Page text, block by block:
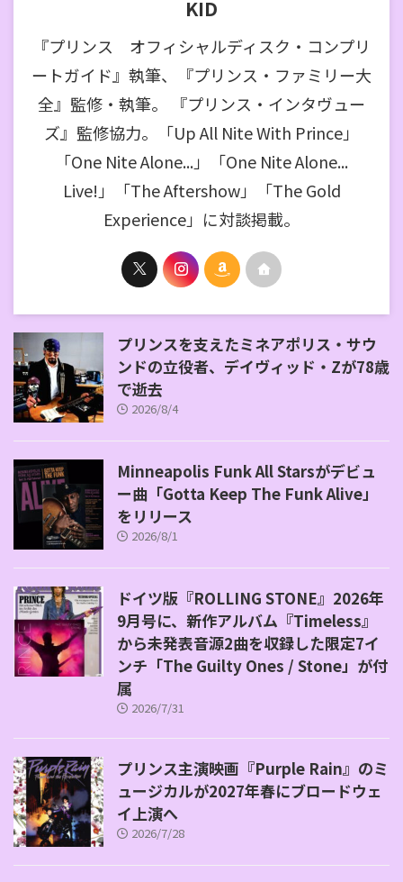
KID
『プリンス オフィシャルディスク・コンプリ
ートガイド』執筆、『プリンス・ファミリー大
全』監修・執筆。 『プリンス・インタヴュー
ズ』監修協力。「Up All Nite With Prince」
「One Nite Alone...」「One Nite Alone...
Live!」「The Aftershow」「The Gold
Experience」に対談掲載。
プリンスを支えたミネアポリス・サウ
ンドの立役者、デイヴィッド・Zが78歳
で逝去
2026/8/4
Minneapolis Funk All Starsがデビュ
ー曲「Gotta Keep The Funk Alive」
をリリース
2026/8/1
ドイツ版『ROLLING STONE』2026年
9月号に、新作アルバム『Timeless』
から未発表音源2曲を収録した限定7イ
ンチ「The Guilty Ones / Stone」が付
属
2026/7/31
プリンス主演映画『Purple Rain』のミ
ュージカルが2027年春にブロードウェ
イ上演へ
2026/7/28